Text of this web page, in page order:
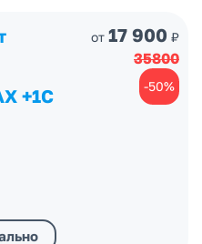
+1С
от 17 900 ₽
35800
-50%